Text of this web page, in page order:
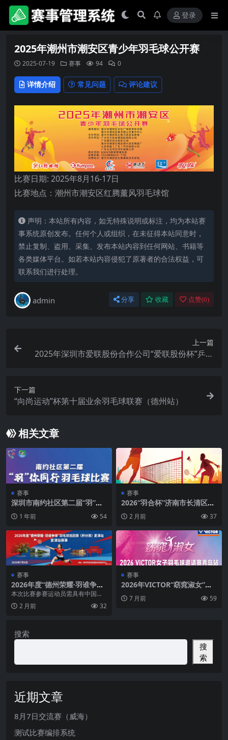
登录
2025年潮州市潮安区青少年羽毛球公开赛
2025-07-19 赛事 94 0
详情介绍 常见问题 评论建议
比赛日期: 2025年8月16-17日
比赛地点：潮州市潮安区红腾薰风羽毛球馆
声明：本站所有内容，如无特殊说明或标注，均为本站赛
事系统原创发布。任何个人或组织，在未征得本站同意时，
禁止复制、盗用、采集、发布本站内容到任何网站、书籍等
各类媒体平台。如若本站内容侵犯了原著者的合法权益，可
联系我们进行处理。
admin 分享 收藏 点赞(0)
上一篇
2025年深圳市爱联股份合作公司“爱联股份杯”乒乓
下一篇
“向尚运动”杯第十届业余羽毛球联赛（德州站）
相关文章
赛事
深圳市南约社区第二届“羽”你
1 年前 54
赛事
2026“羽合杯”济南市长清区首
比赛2 月前 37
赛事
2026年度“德州荣耀·羽谁争锋”
羽毛球巡回赛（积分赛）夏津
站
本次比赛参赛运动员需具有中国国
籍，年龄须年满18周岁(男单15周
岁)。具有德州市...
2 月前 32
赛事
2026年VICTOR“窈窕淑女”业
7 月前 59
搜索
搜
索
近期文章
8月7日交流赛（威海）
测试比赛编排系统